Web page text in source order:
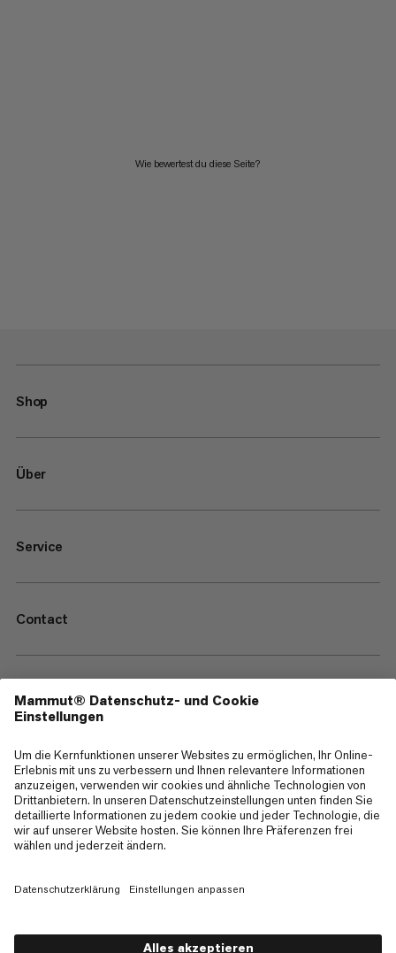
Wie bewertest du diese Seite?
Shop
Über
Service
Contact
—
Sitemap
Cookies
Impressum